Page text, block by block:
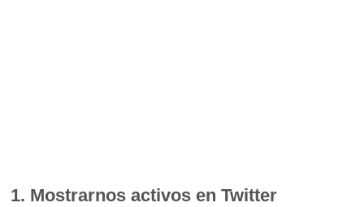
1. Mostrarnos activos en Twitter